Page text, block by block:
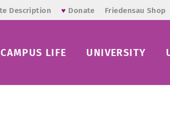
Description ♥ Donate Friedensau Shop
CAMPUS LIFE UNIVERSITY